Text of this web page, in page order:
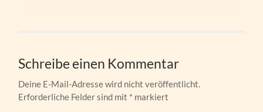
Schreibe einen Kommentar
Deine E-Mail-Adresse wird nicht veröffentlicht.
Erforderliche Felder sind mit * markiert